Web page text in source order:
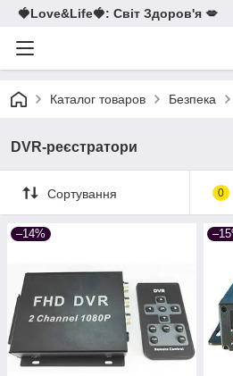
🍓Love&Life🍓: Світ Здоров'я 💋
Каталог товаров Безпека
DVR-реєстратори
Сортування 0
–14%